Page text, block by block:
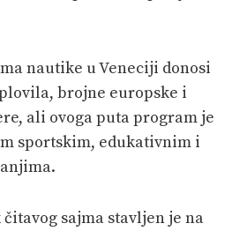
nautike u Veneciji donosi
brojne europske i
ali ovoga puta program je
sportskim, edukativnim i
sajma stavljen je na